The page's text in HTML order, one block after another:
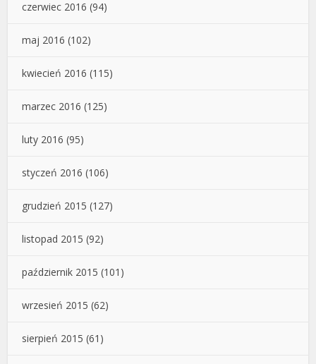
czerwiec 2016 (94)
maj 2016 (102)
kwiecień 2016 (115)
marzec 2016 (125)
luty 2016 (95)
styczeń 2016 (106)
grudzień 2015 (127)
listopad 2015 (92)
październik 2015 (101)
wrzesień 2015 (62)
sierpień 2015 (61)